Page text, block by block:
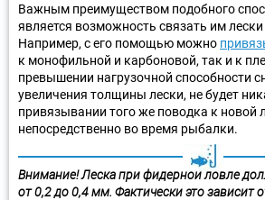
Важным преимуществом подобного
является возможность связать им
Например, с его помощью можно
к монофильной и карбоновой, так и к
превышении нагрузочной способности
увеличения толщины лески, не будет
привязывании того же поводка к новой
непосредственно во время рыбалки.
Внимание! Леска при фидерной ловле
от 0,2 до 0,4 мм. Фактически это зависит